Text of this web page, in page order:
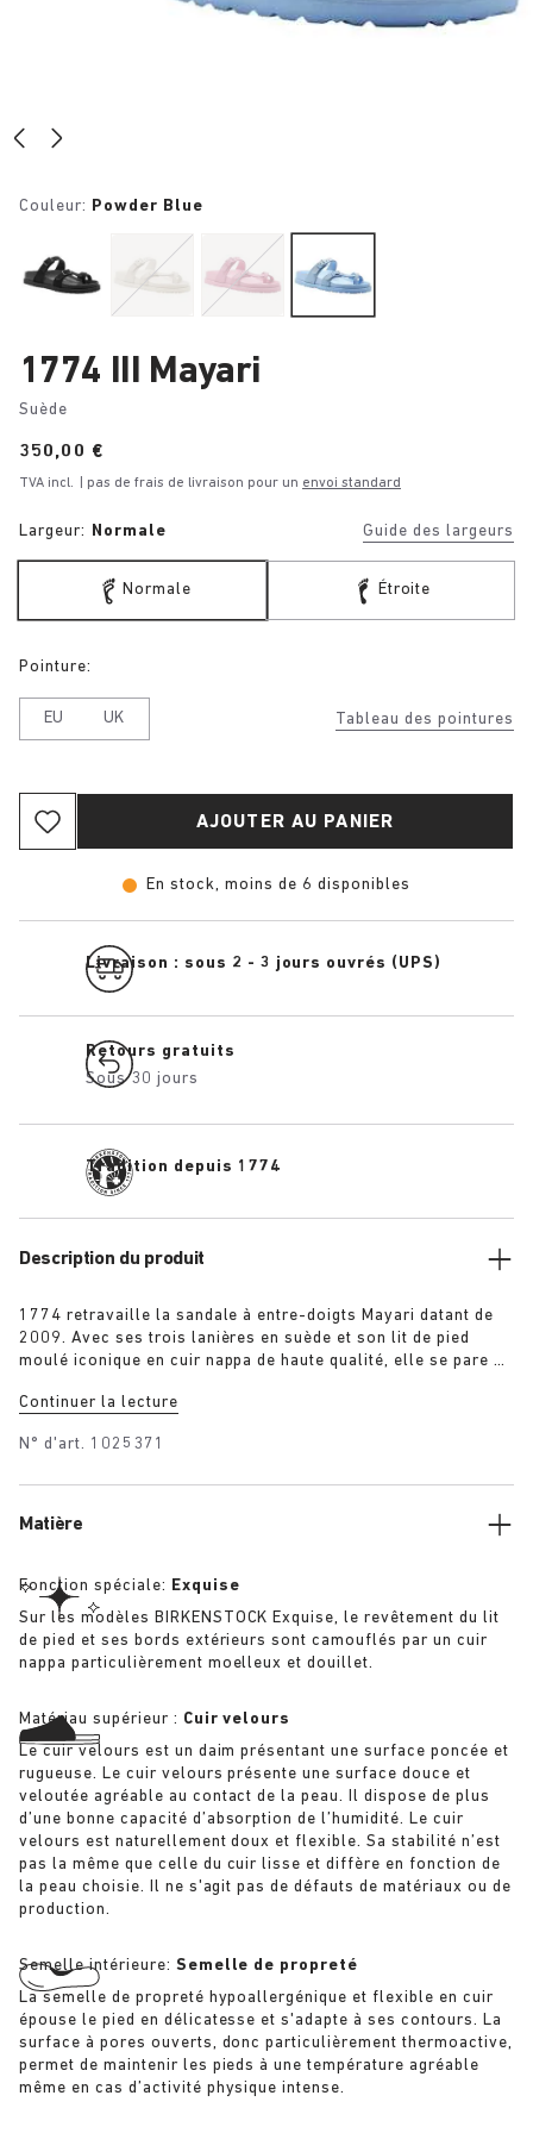
Couleur: Powder Blue
1774 III Mayari
Suède
Price:
350,00 €
TVA incl. | pas de frais de livraison pour un envoi standard
Largeur: Normale Guide des largeurs
Normale Étroite
Tableau des pointures
Pointure:
EU UK
AJOUTER AU PANIER
En stock, moins de 6 disponibles
Livraison : sous 2 - 3 jours ouvrés (UPS)
Retours gratuits
Sous 30 jours
Tradition depuis 1774
Description du produit
1774 retravaille la sandale à entre-doigts Mayari datant de
2009. Avec ses trois lanières en suède et son lit de pied
moulé iconique en cuir nappa de haute qualité, elle se pare de
sobre à la fois, elle possède une lanière supplémentaire au
démarche encore plus fluide.
Continuer la lecture
N° d'art. 1025371
Matière
Fonction spéciale: Exquise
Sur les modèles BIRKENSTOCK Exquise, le revêtement du lit
de pied et ses bords extérieurs sont camouflés par un cuir
nappa particulièrement moelleux et douillet.
Matériau supérieur : Cuir velours
Le cuir velours est un daim présentant une surface poncée et
rugueuse. Le cuir velours présente une surface douce et
veloutée agréable au contact de la peau. Il dispose de plus
d’une bonne capacité d’absorption de l’humidité. Le cuir
velours est naturellement doux et flexible. Sa stabilité n’est
pas la même que celle du cuir lisse et diffère en fonction de
la peau choisie. Il ne s'agit pas de défauts de matériaux ou de
production.
Semelle intérieure: Semelle de propreté
La semelle de propreté hypoallergénique et flexible en cuir
épouse le pied en délicatesse et s'adapte à ses contours. La
surface à pores ouverts, donc particulièrement thermoactive,
permet de maintenir les pieds à une température agréable
même en cas d’activité physique intense.